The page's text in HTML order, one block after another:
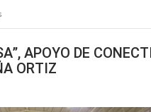
APOYO DE
ORTIZ